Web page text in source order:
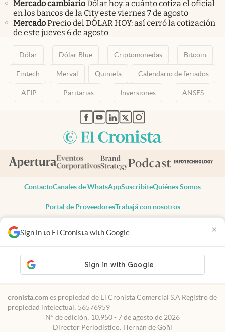
Sign in to El Cronista with Google ×
Mercado cambiarioDólar hoy: a cuánto cotiza el oficial
en los bancos de la City este viernes 7 de agosto
MercadoPrecio del DÓLAR HOY: así cerró la cotización
de este jueves 6 de agosto
Dólar Dólar Blue Criptomonedas Bitcoin
Fintech Merval Quiniela Calendario de feriados
AFIP Paritarias Inversiones ANSES
abre en nueva pestaña
abre en nueva pestaña
abre en nueva pestaña
abre en nueva pestaña
abre en nueva pestaña
ContactoCanales de WhatsAppSuscribiteQuiénes Somos
Portal de ProveedoresTrabajá con nosotros
Todos los derechos reservados
Privacidad
Consentimiento
Tel:+54 11 7078-3270
cronista.com es propiedad de El Cronista Comercial S.A Registro de
propiedad intelectual: 56576959
N° de edición: 10.950 - 7 de agosto de 2026
Director Periodístico: Hernán de Goñi